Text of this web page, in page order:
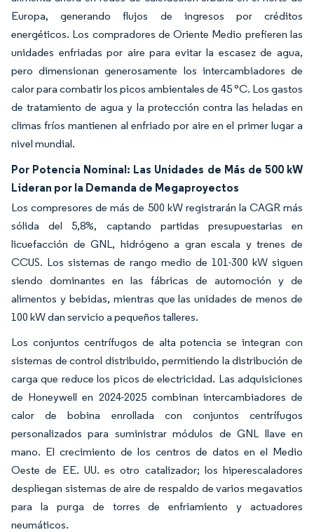
Europa, generando flujos de ingresos por créditos
energéticos. Los compradores de Oriente Medio prefieren las
unidades enfriadas por aire para evitar la escasez de agua,
pero dimensionan generosamente los intercambiadores de
calor para combatir los picos ambientales de 45 °C. Los gastos
de tratamiento de agua y la protección contra las heladas en
climas fríos mantienen al enfriado por aire en el primer lugar a
nivel mundial.
Por Potencia Nominal: Las Unidades de Más de 500 kW
Lideran por la Demanda de Megaproyectos
Los compresores de más de 500 kW registrarán la CAGR más
sólida del 5,8%, captando partidas presupuestarias en
licuefacción de GNL, hidrógeno a gran escala y trenes de
CCUS. Los sistemas de rango medio de 101-300 kW siguen
siendo dominantes en las fábricas de automoción y de
alimentos y bebidas, mientras que las unidades de menos de
100 kW dan servicio a pequeños talleres.
Los conjuntos centrífugos de alta potencia se integran con
sistemas de control distribuido, permitiendo la distribución de
carga que reduce los picos de electricidad. Las adquisiciones
de Honeywell en 2024-2025 combinan intercambiadores de
calor de bobina enrollada con conjuntos centrífugos
personalizados para suministrar módulos de GNL llave en
mano. El crecimiento de los centros de datos en el Medio
Oeste de EE. UU. es otro catalizador; los hiperescaladores
despliegan sistemas de aire de respaldo de varios megavatios
para la purga de torres de enfriamiento y actuadores
neumáticos.